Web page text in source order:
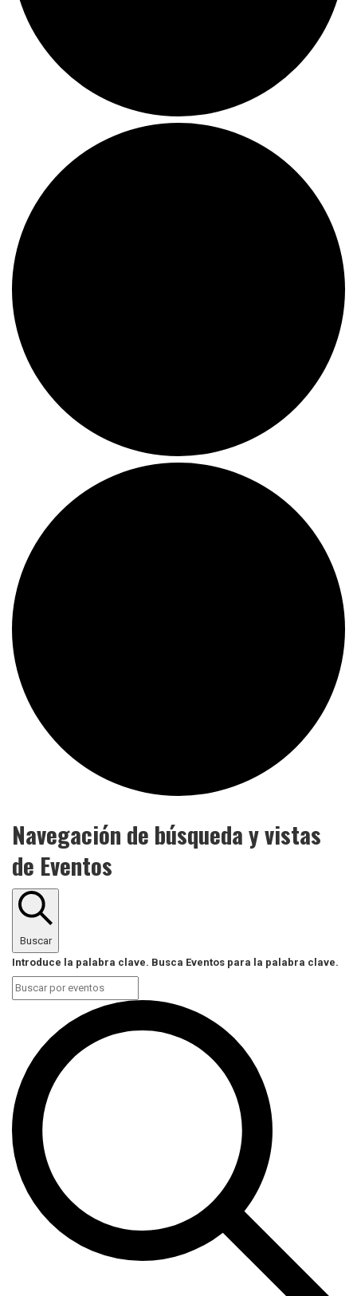
Navegación de búsqueda y vistas
de Eventos
Buscar
Introduce la palabra clave. Busca Eventos para la palabra clave.